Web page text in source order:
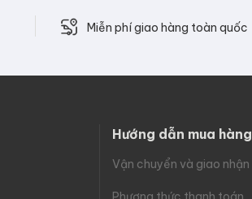
Miễn phí giao hàng toàn quốc
Hướng dẫn mua hàng
Vận chuyển và giao nhận